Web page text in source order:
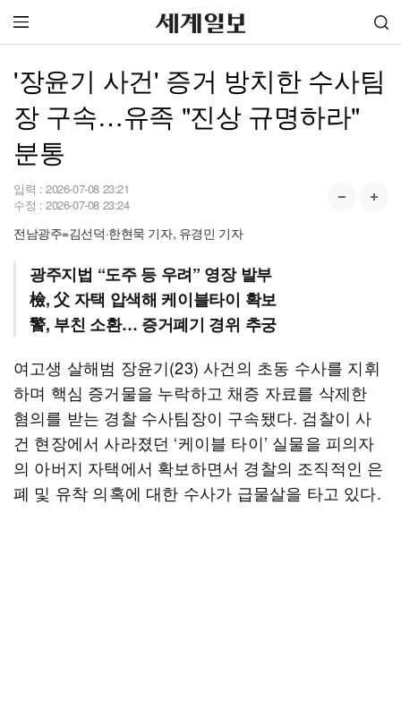
'장윤기 사건' 증거 방치한 수사팀
장 구속…유족 "진상 규명하라"
분통
입력 : 2026-07-08 23:21
수정 : 2026-07-08 23:24
전남광주=김선덕·한현묵 기자, 유경민 기자
광주지법 “도주 등 우려” 영장 발부
檢, 父 자택 압색해 케이블타이 확보
警, 부친 소환… 증거폐기 경위 추궁
여고생 살해범 장윤기(23) 사건의 초동 수사를 지휘
하며 핵심 증거물을 누락하고 채증 자료를 삭제한
혐의를 받는 경찰 수사팀장이 구속됐다. 검찰이 사
건 현장에서 사라졌던 ‘케이블 타이’ 실물을 피의자
의 아버지 자택에서 확보하면서 경찰의 조직적인 은
폐 및 유착 의혹에 대한 수사가 급물살을 타고 있다.